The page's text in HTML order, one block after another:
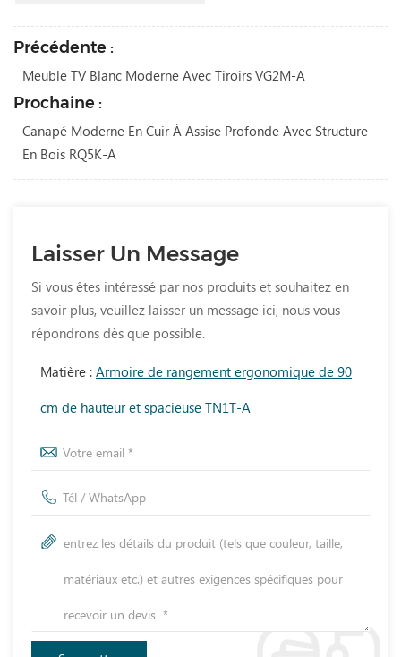
Précédente :
Meuble TV Blanc Moderne Avec Tiroirs VG2M-A
Prochaine :
Canapé Moderne En Cuir À Assise Profonde Avec Structure
En Bois RQ5K-A
Laisser Un Message
Si vous êtes intéressé par nos produits et souhaitez en
savoir plus, veuillez laisser un message ici, nous vous
répondrons dès que possible.
Matière : Armoire de rangement ergonomique de 90
cm de hauteur et spacieuse TN1T-A